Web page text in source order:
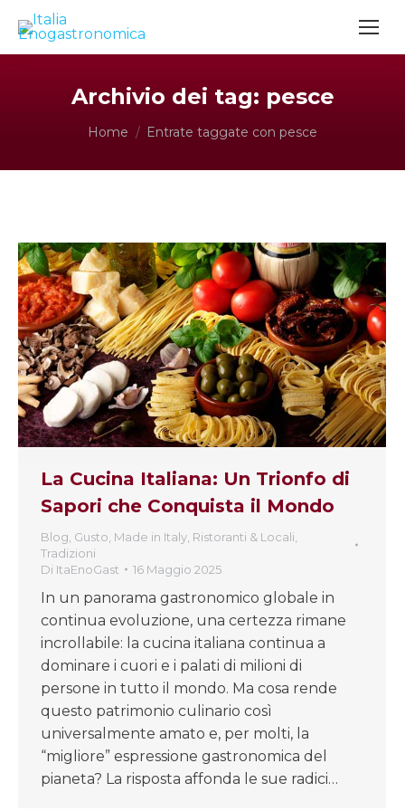
Archivio dei tag: pesce
Tu sei qui:
Home Entrate taggate con pesce
La Cucina Italiana: Un Trionfo di
Sapori che Conquista il Mondo
Blog, Gusto, Made in Italy, Ristoranti & Locali,
Tradizioni
Di ItaEnoGast 16 Maggio 2025
In un panorama gastronomico globale in
continua evoluzione, una certezza rimane
incrollabile: la cucina italiana continua a
dominare i cuori e i palati di milioni di
persone in tutto il mondo. Ma cosa rende
questo patrimonio culinario così
universalmente amato e, per molti, la
“migliore” espressione gastronomica del
pianeta? La risposta affonda le sue radici…